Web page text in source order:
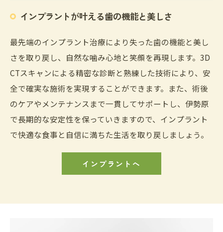
インプラントが叶える歯の機能と美しさ
最先端のインプラント治療により失った歯の機能と美し
さを取り戻し、自然な噛み心地と笑顔を再現します。3D
CTスキャンによる精密な診断と熟練した技術により、安
全で確実な施術を実現することができます。また、術後
のケアやメンテナンスまで一貫してサポートし、伊勢原
で長期的な安定性を保っていきますので、インプラント
で快適な食事と自信に満ちた生活を取り戻しましょう。
インプラントへ